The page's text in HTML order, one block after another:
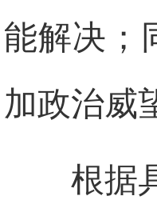
能解决；
加政治威
根据